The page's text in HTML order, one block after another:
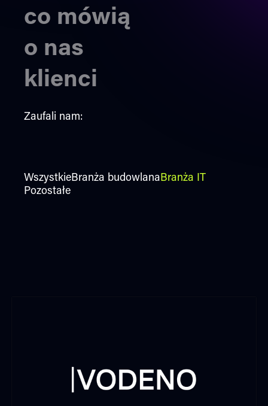
co mówią
o nas
klienci
Zaufali nam:
WszystkieBranża budowlanaBranża IT
Pozostałe